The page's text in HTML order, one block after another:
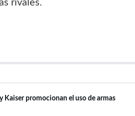
rivales.
Kaiser promocionan el uso de armas